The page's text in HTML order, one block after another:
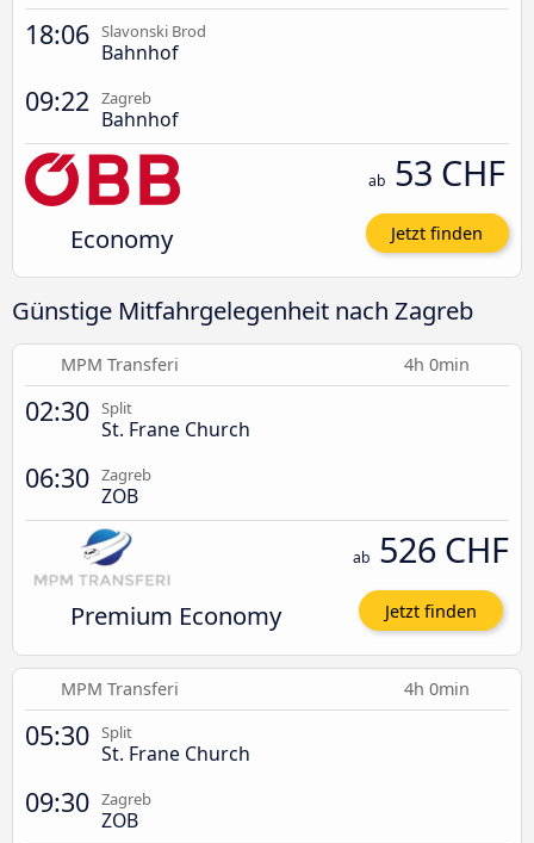
18:06 Slavonski Brod
Bahnhof
09:22 Zagreb
Bahnhof
Economy
ab 53 CHF
Jetzt finden
Günstige Mitfahrgelegenheit nach Zagreb
MPM Transferi 4h 0min
02:30 Split
St. Frane Church
06:30 Zagreb
ZOB
Premium Economy
ab 526 CHF
Jetzt finden
MPM Transferi 4h 0min
05:30 Split
St. Frane Church
09:30 Zagreb
ZOB